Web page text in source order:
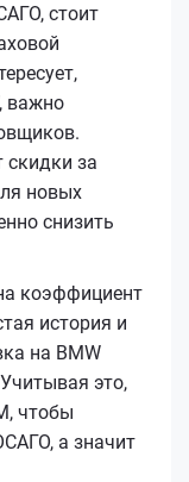
стоит
важно
за
новых
снизить
коэффициент
история и
на BMW
это,
чтобы
а значит